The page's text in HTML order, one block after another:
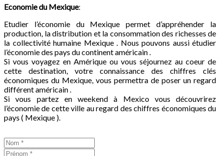
Economie du Mexique:
Etudier l’économie du Mexique permet d’appréhender la
production, la distribution et la consommation des richesses de
la collectivité humaine Mexique . Nous pouvons aussi étudier
l’économie des pays du continent américain .
Si vous voyagez en Amérique ou vous séjournez au coeur de
cette destination, votre connaissance des chiffres clés
économiques du Mexique, vous permettra de poser un regard
différent américain .
Si vous partez en weekend à Mexico vous découvrirez
l’économie de cette ville au regard des chiffres économiques du
pays ( Mexique ).